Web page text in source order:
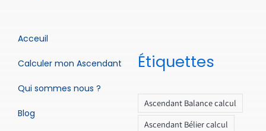
Acceuil
Calculer mon Ascendant
Qui sommes nous ?
Blog
Étiquettes
Ascendant Balance calcul
Ascendant Bélier calcul